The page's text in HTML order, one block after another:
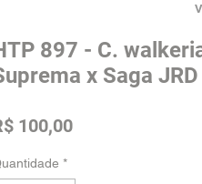
897 - C.
x Saga JRD
100,00Preço
*